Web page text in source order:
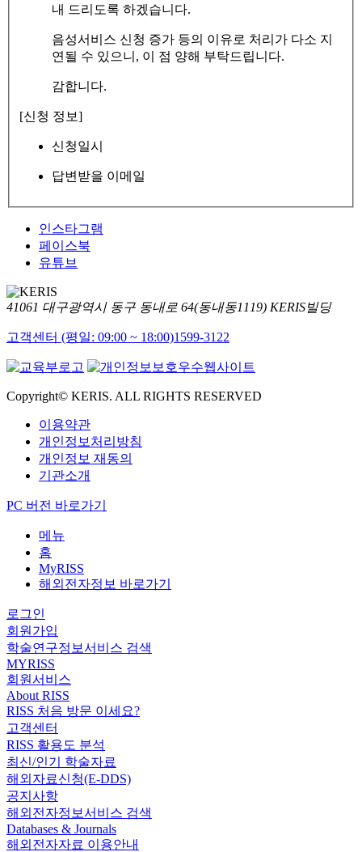
내 드리도록 하겠습니다.
음성서비스 신청 증가 등의 이유로 처리가 다소 지
연될 수 있으니, 이 점 양해 부탁드립니다.
감합니다.
[신청 정보]
신청일시
답변받을 이메일
인스타그램
페이스북
유튜브
41061 대구광역시 동구 동내로 64(동내동1119) KERIS빌딩
고객센터 (평일: 09:00 ~ 18:00)1599-3122
Copyright© KERIS. ALL RIGHTS RESERVED
이용약관
개인정보처리방침
개인정보 재동의
기관소개
PC 버전 바로가기
메뉴
홈
MyRISS
해외전자정보 바로가기
로그인
회원가입
학술연구정보서비스 검색
MYRISS
회원서비스
About RISS
RISS 처음 방문 이세요?
고객센터
RISS 활용도 분석
최신/인기 학술자료
해외자료신청(E-DDS)
공지사항
해외전자정보서비스 검색
Databases & Journals
해외전자자료 이용안내